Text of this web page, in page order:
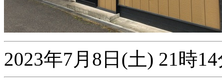
2023年7月8日(土) 21時